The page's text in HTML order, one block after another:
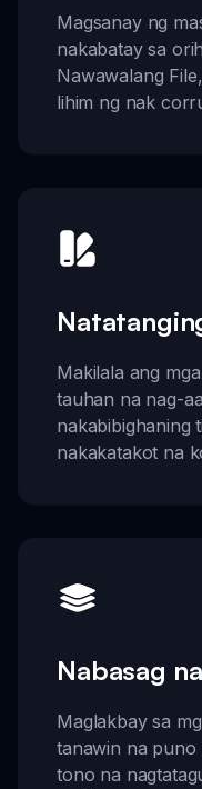
Magsanay ng
nakabatay sa
Nawawalang
lihim ng nak
Makilala ang
tauhan na nag-
nakabibighaning
nakakatakot na
Nabasag
Maglakbay sa
tanawin na puno
tono na